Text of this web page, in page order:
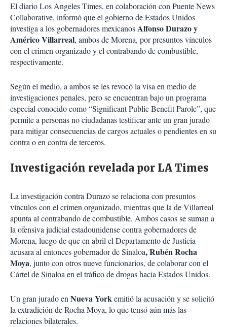
El diario Los Angeles Times, en colaboración con Puente News
Collaborative, informó que el gobierno de Estados Unidos
investiga a los gobernadores mexicanosAlfonso Durazo y
Américo Villarreal, ambos de Morena, por presuntos vínculos
con el crimen organizado y el contrabando de combustible,
respectivamente.
Según el medio, a ambos se les revocó la visa en medio de
investigaciones penales, pero se encuentran bajo un programa
especial conocido como “Significant Public Benefit Parole”, que
permite a personas no ciudadanas testificar ante un gran jurado
para mitigar consecuencias de cargos actuales o pendientes en su
contra o en contra de terceros.
Investigación revelada por LA Times
La investigación contra Durazo se relaciona con presuntos
vínculos con el crimen organizado, mientras que la de Villarreal
apunta al contrabando de combustible. Ambos casos se suman a
la ofensiva judicial estadounidense contra gobernadores de
Morena, luego de que en abril el Departamento de Justicia
acusara al entonces gobernador de Sinaloa, Rubén Rocha
Moya, junto con otros nueve funcionarios, de colaborar con el
Cártel de Sinaloa en el tráfico de drogas hacia Estados Unidos.
Un gran jurado enNueva Yorkemitió la acusación y se solicitó
la extradición de Rocha Moya, lo que tensó aún más las
relaciones bilaterales.